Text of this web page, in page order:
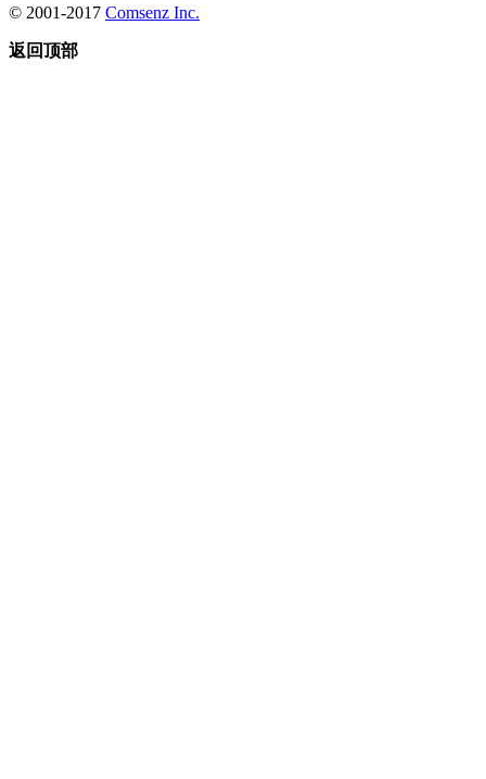
© 2001-2017 Comsenz Inc.
返回顶部